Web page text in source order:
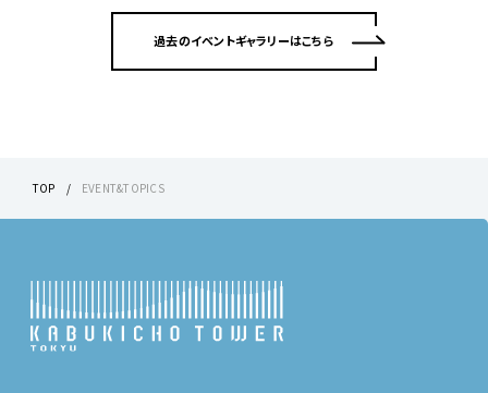
過去のイベントギャラリーはこちら
TOP EVENT&TOPICS